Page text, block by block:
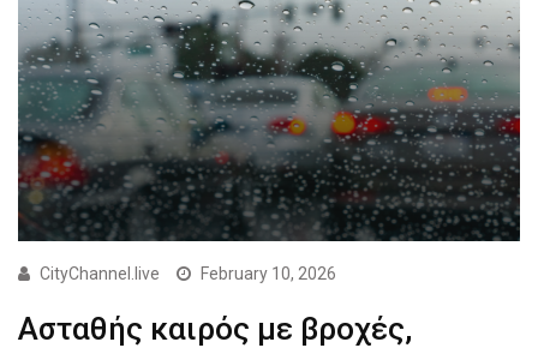
CityChannel.live February 10, 2026
Ασταθής καιρός με βροχές,